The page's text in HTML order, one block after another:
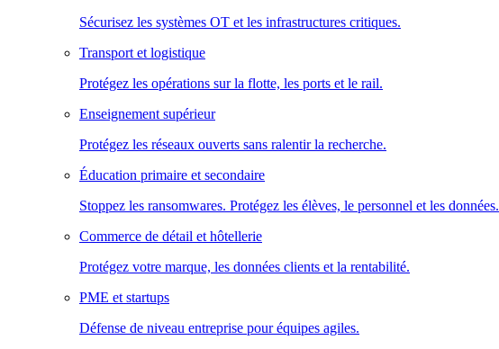
Sécurisez les systèmes OT et les infrastructures critiques.
Transport et logistique
Protégez les opérations sur la flotte, les ports et le rail.
Enseignement supérieur
Protégez les réseaux ouverts sans ralentir la recherche.
Éducation primaire et secondaire
Stoppez les ransomwares. Protégez les élèves, le personnel et les données.
Commerce de détail et hôtellerie
Protégez votre marque, les données clients et la rentabilité.
PME et startups
Défense de niveau entreprise pour équipes agiles.